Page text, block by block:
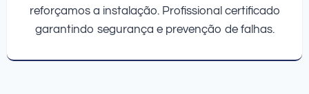
reforçamos a instalação. Profissional certificado
garantindo segurança e prevenção de falhas.